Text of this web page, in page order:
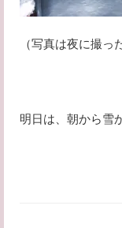
（写真は夜に撮っ
明日は、朝から雪